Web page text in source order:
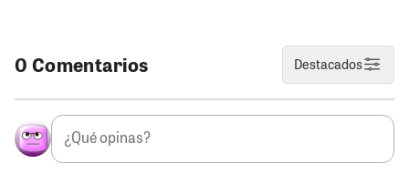
0 Comentarios Destacados